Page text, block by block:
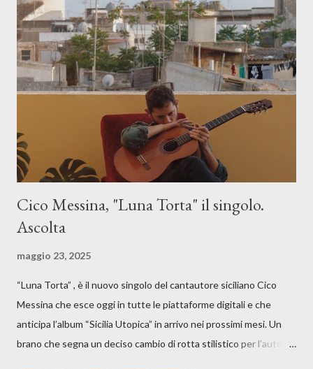
Cico Messina, "Luna Torta" il singolo.
Ascolta
maggio 23, 2025
“Luna Torta” , è il nuovo singolo del cantautore siciliano Cico
Messina che esce oggi in tutte le piattaforme digitali e che
anticipa l’album “Sicilia Utopica” in arrivo nei prossimi mesi. Un
brano che segna un deciso cambio di rotta stilistico per l’autore